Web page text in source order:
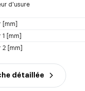
d'usure
[mm]
1 [mm]
2 [mm]
détaillée